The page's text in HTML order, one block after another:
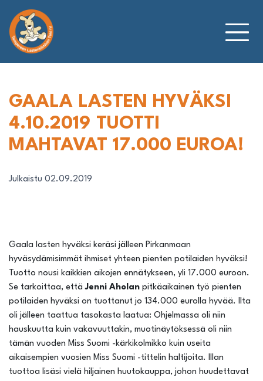
sisältöön
GAALA LASTEN HYVÄKSI
4.10.2019 TUOTTI
MAHTAVAT 17.000 EUROA!
Julkaistu 02.09.2019
Gaala lasten hyväksi keräsi jälleen Pirkanmaan
hyväsydämisimmät ihmiset yhteen pienten potilaiden hyväksi!
Tuotto nousi kaikkien aikojen ennätykseen, yli 17.000 euroon.
Se tarkoittaa, ettäJenni Aholan pitkäaikainen työ pienten
potilaiden hyväksi on tuottanut jo 134.000 eurolla hyvää. Ilta
oli jälleen taattua tasokasta laatua: Ohjelmassa oli niin
hauskuutta kuin vakavuuttakin, muotinäytöksessä oli niin
tämän vuoden Miss Suomi -kärkikolmikko kuin useita
aikaisempien vuosien Miss Suomi -tittelin haltijoita. Illan
tuottoa lisäsi vielä hiljainen huutokauppa, johon huudettavat